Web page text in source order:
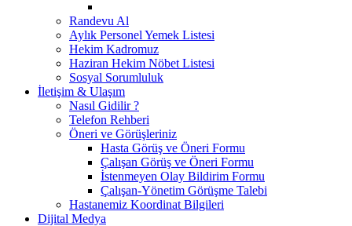
Randevu Al
Aylık Personel Yemek Listesi
Hekim Kadromuz
Haziran Hekim Nöbet Listesi
Sosyal Sorumluluk
İletişim & Ulaşım
Nasıl Gidilir ?
Telefon Rehberi
Öneri ve Görüşleriniz
Hasta Görüş ve Öneri Formu
Çalışan Görüş ve Öneri Formu
İstenmeyen Olay Bildirim Formu
Çalışan-Yönetim Görüşme Talebi
Hastanemiz Koordinat Bilgileri
Dijital Medya